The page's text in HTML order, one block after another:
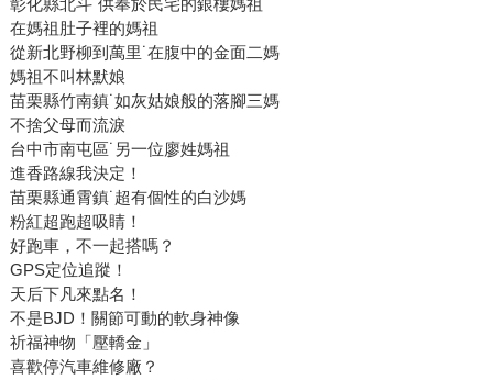
彰化縣北斗˙供奉於民宅的銀樓媽祖
在媽祖肚子裡的媽祖
從新北野柳到萬里˙在腹中的金面二媽
媽祖不叫林默娘
苗栗縣竹南鎮˙如灰姑娘般的落腳三媽
不捨父母而流淚
台中市南屯區˙另一位廖姓媽祖
進香路線我決定！
苗栗縣通霄鎮˙超有個性的白沙媽
粉紅超跑超吸睛！
好跑車，不一起搭嗎？
GPS定位追蹤！
天后下凡來點名！
不是BJD！關節可動的軟身神像
祈福神物「壓轎金」
喜歡停汽車維修廠？